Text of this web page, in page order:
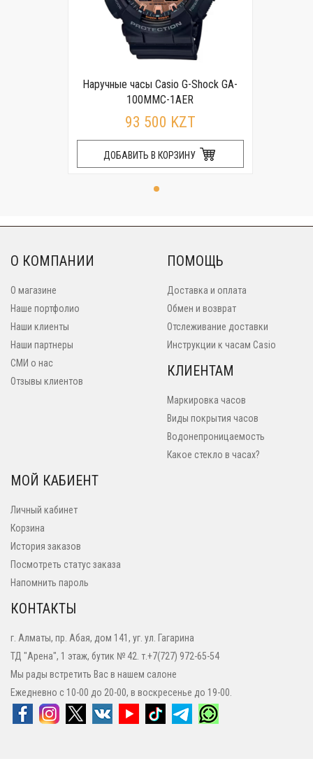
Наручные часы Casio G-Shock GA-
100MMC-1AER
93 500 KZT
ДОБАВИТЬ В КОРЗИНУ
О КОМПАНИИ
О магазине
Наше портфолио
Наши клиенты
Наши партнеры
СМИ о нас
Отзывы клиентов
ПОМОЩЬ
Доставка и оплата
Обмен и возврат
Отслеживание доставки
Инструкции к часам Casio
КЛИЕНТАМ
Маркировка часов
Виды покрытия часов
Водонепроницаемость
Какое стекло в часах?
МОЙ КАБИЕНТ
Личный кабинет
Корзина
История заказов
Посмотреть статус заказа
Напомнить пароль
КОНТАКТЫ
г. Алматы, пр. Абая, дом 141, уг. ул. Гагарина
ТД "Арена", 1 этаж, бутик № 42. т.+7(727) 972-65-54
Мы рады встретить Вас в нашем салоне
Ежедневно с 10-00 до 20-00, в воскресенье до 19-00.